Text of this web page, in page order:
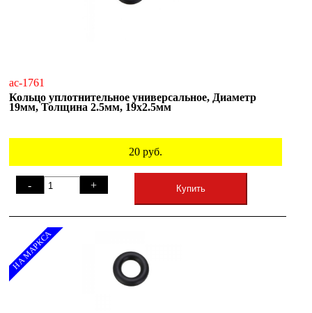
ac-1761
Кольцо уплотнительное универсальное, Диаметр
19мм, Толщина 2.5мм, 19х2.5мм
20 руб.
- + Купить
НА МАРКСА